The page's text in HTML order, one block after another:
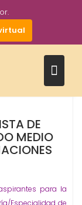
Prensa
DE
MEDIO
para la
Especialidad de